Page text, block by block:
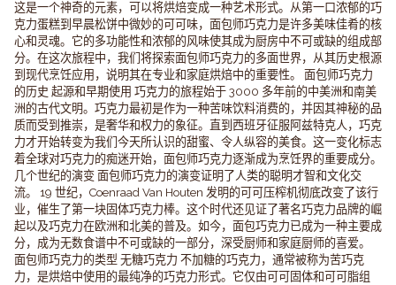
这是一个神奇的元素，可以将烘焙变成一种艺术形式。从第一口浓郁的巧
克力蛋糕到早晨松饼中微妙的可可味，面包师巧克力是许多美味佳肴的核
心和灵魂。它的多功能性和浓郁的风味使其成为厨房中不可或缺的组成部
分。在这次旅程中，我们将探索面包师巧克力的多面世界，从其历史根源
到现代烹饪应用，说明其在专业和家庭烘焙中的重要性。 面包师巧克力
的历史 起源和早期使用 巧克力的旅程始于 3000 多年前的中美洲和南美
洲的古代文明。巧克力最初是作为一种苦味饮料消费的，并因其神秘的品
质而受到推崇，是奢华和权力的象征。直到西班牙征服阿兹特克人，巧克
力才开始转变为我们今天所认识的甜蜜、令人纵容的美食。这一变化标志
着全球对巧克力的痴迷开始，面包师巧克力逐渐成为烹饪界的重要成分。
几个世纪的演变 面包师巧克力的演变证明了人类的聪明才智和文化交
流。 19 世纪，Coenraad Van Houten 发明的可可压榨机彻底改变了该行
业，催生了第一块固体巧克力棒。这个时代还见证了著名巧克力品牌的崛
起以及巧克力在欧洲和北美的普及。如今，面包巧克力已成为一种主要成
分，成为无数食谱中不可或缺的一部分，深受厨师和家庭厨师的喜爱。
面包师巧克力的类型 无糖巧克力 不加糖的巧克力，通常被称为苦巧克
力，是烘焙中使用的最纯净的巧克力形式。它仅由可可固体和可可脂组